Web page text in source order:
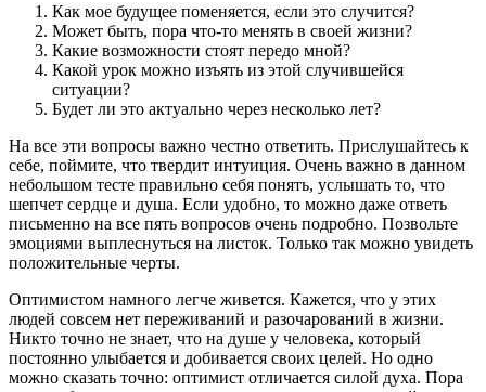
Как мое будущее поменяется, если это случится?
Может быть, пора что-то менять в своей жизни?
Какие возможности стоят передо мной?
Какой урок можно изъять из этой случившейся
ситуации?
Будет ли это актуально через несколько лет?
На все эти вопросы важно честно ответить. Прислушайтесь к
себе, поймите, что твердит интуиция. Очень важно в данном
небольшом тесте правильно себя понять, услышать то, что
шепчет сердце и душа. Если удобно, то можно даже ответь
письменно на все пять вопросов очень подробно. Позвольте
эмоциями выплеснуться на листок. Только так можно увидеть
положительные черты.
Оптимистом намного легче живется. Кажется, что у этих
людей совсем нет переживаний и разочарований в жизни.
Никто точно не знает, что на душе у человека, который
постоянно улыбается и добивается своих целей. Но одно
можно сказать точно: оптимист отличается силой духа. Пора